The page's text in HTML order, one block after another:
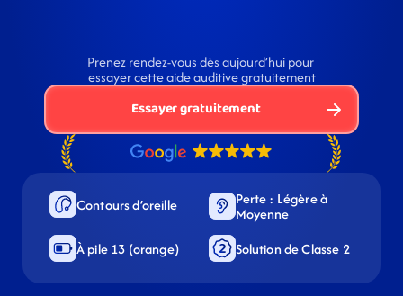
Prenez rendez-vous dès aujourd’hui pour
essayer cette aide auditive gratuitement
Essayer gratuitement
Contours d’oreille
Perte : Légère à
Moyenne
À pile 13 (orange)
Solution de Classe 2